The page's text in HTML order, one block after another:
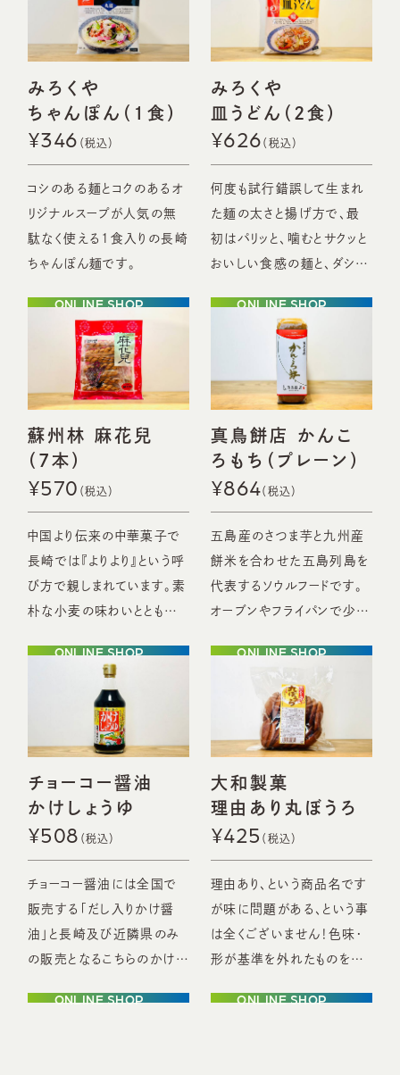
みろくや
ちゃんぽん（1食）
¥346
コシのある麺とコクのあるオ
リジナルスープが人気の無
駄なく使える1食入りの長崎
ちゃんぽん麺です。
ONLINE SHOP
みろくや
皿うどん （2食）
¥626
何度も試行錯誤して生まれ
た麺の太さと揚げ方で、最
初はパリッと、噛むとサクッと
おいしい食感の麺と、ダシが
なってご自宅で手軽に長崎
の味が楽しめます。
ONLINE SHOP
蘇州林 麻花兒
（7本）
¥570
中国より伝来の中華菓子で
長崎では『よりより』という呼
び方で親しまれています。素
朴な小麦の味わいとともに
ONLINE SHOP
真鳥餅店 かんこ
ろもち（プレーン）
¥864
五島産のさつま芋と九州産
餅米を合わせた五島列島を
代表するソウルフードです。
オーブンやフライパンで少し
ONLINE SHOP
チョーコー醤油
かけしょうゆ
¥508
チョーコー醤油には全国で
販売する「だし入りかけ醤
油」と長崎及び近隣県のみ
の販売となるこちらのかけし
ONLINE SHOP
大和製菓
理由あり丸ぼうろ
¥425
理由あり、という商品名です
が味に問題がある、という事
は全くございません！色味・
形が基準を外れたものを集
ONLINE SHOP